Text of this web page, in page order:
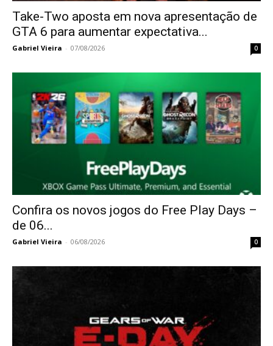
Take-Two aposta em nova apresentação de
GTA 6 para aumentar expectativa...
Gabriel Vieira - 07/08/2026 0
Confira os novos jogos do Free Play Days –
de 06...
Gabriel Vieira - 06/08/2026 0